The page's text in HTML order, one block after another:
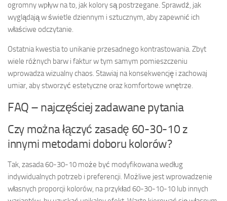
ogromny wpływ na to, jak kolory są postrzegane. Sprawdź, jak
wyglądają w świetle dziennym i sztucznym, aby zapewnić ich
właściwe odczytanie.
Ostatnia kwestia to unikanie przesadnego kontrastowania. Zbyt
wiele różnych barw i faktur w tym samym pomieszczeniu
wprowadza wizualny chaos. Stawiaj na konsekwencję i zachowaj
umiar, aby stworzyć estetyczne oraz komfortowe wnętrze.
FAQ – najczęściej zadawane pytania
Czy można łączyć zasadę 60-30-10 z
innymi metodami doboru kolorów?
Tak, zasada 60-30-10 może być modyfikowana według
indywidualnych potrzeb i preferencji. Możliwe jest wprowadzenie
własnych proporcji kolorów, na przykład 60-30-10-10 lub innych